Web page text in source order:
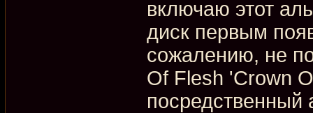
включаю этот
диск первым
сожалению, не
Of Flesh 'Crown
посредственный